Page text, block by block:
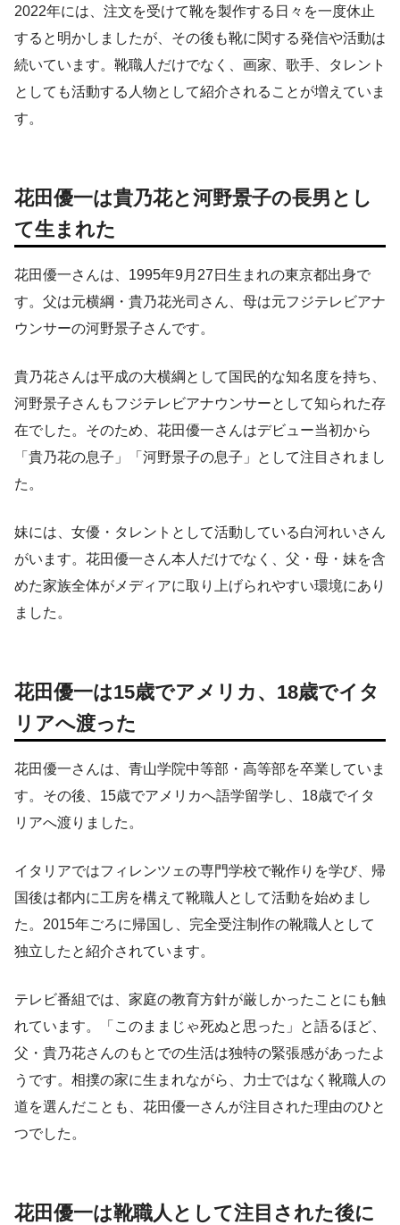
2022年には、注文を受けて靴を製作する日々を一度休止
すると明かしましたが、その後も靴に関する発信や活動は
続いています。靴職人だけでなく、画家、歌手、タレント
としても活動する人物として紹介されることが増えていま
す。
花田優一は貴乃花と河野景子の長男とし
て生まれた
花田優一さんは、1995年9月27日生まれの東京都出身で
す。父は元横綱・貴乃花光司さん、母は元フジテレビアナ
ウンサーの河野景子さんです。
貴乃花さんは平成の大横綱として国民的な知名度を持ち、
河野景子さんもフジテレビアナウンサーとして知られた存
在でした。そのため、花田優一さんはデビュー当初から
「貴乃花の息子」「河野景子の息子」として注目されまし
た。
妹には、女優・タレントとして活動している白河れいさん
がいます。花田優一さん本人だけでなく、父・母・妹を含
めた家族全体がメディアに取り上げられやすい環境にあり
ました。
花田優一は15歳でアメリカ、18歳でイタ
リアへ渡った
花田優一さんは、青山学院中等部・高等部を卒業していま
す。その後、15歳でアメリカへ語学留学し、18歳でイタ
リアへ渡りました。
イタリアではフィレンツェの専門学校で靴作りを学び、帰
国後は都内に工房を構えて靴職人として活動を始めまし
た。2015年ごろに帰国し、完全受注制作の靴職人として
独立したと紹介されています。
テレビ番組では、家庭の教育方針が厳しかったことにも触
れています。「このままじゃ死ぬと思った」と語るほど、
父・貴乃花さんのもとでの生活は独特の緊張感があったよ
うです。相撲の家に生まれながら、力士ではなく靴職人の
道を選んだことも、花田優一さんが注目された理由のひと
つでした。
花田優一は靴職人として注目された後に